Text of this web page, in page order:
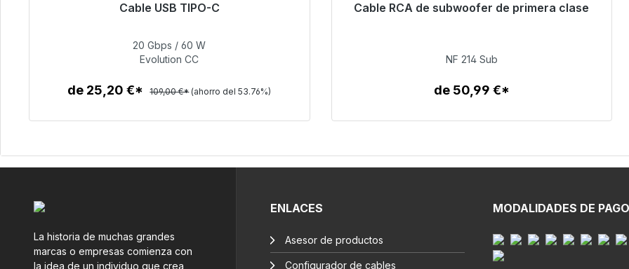
Cable USB TIPO-C
50,40 €
20 Gbps / 60 W
Evolution CC
de 25,20 €* 109,00 €* (ahorro del 53.76%)
Cable RCA de subwoofer de primera clase
94,00 €
NF 214 Sub
de 50,99 €*
La historia de muchas grandes
marcas o empresas comienza con
la idea de un individuo que crea
ENLACES
Asesor de productos
Configurador de cables
MODALIDADES DE PAGO